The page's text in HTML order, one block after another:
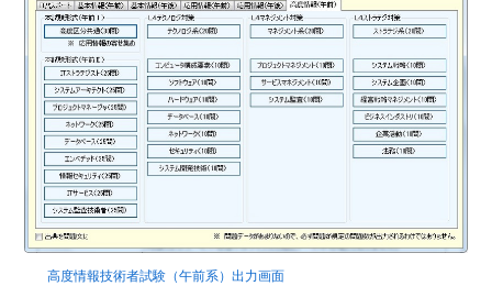
高度情報技術者試験（午前系）出力画面